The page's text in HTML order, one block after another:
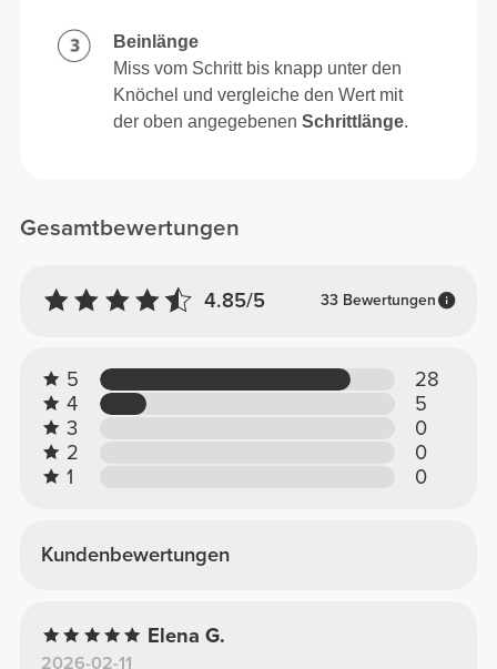
Gesamtbewertungen
4.85/5 33 Bewertungen
5
28
4
5
3
0
2
0
1
0
Kundenbewertungen
Elena G.
2026-02-11
Beinlänge
Miss vom Schritt bis knapp unter den
Knöchel und vergleiche den Wert mit
der oben angegebenenSchrittlänge.